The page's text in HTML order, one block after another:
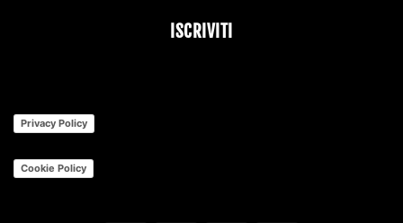
ISCRIVITI
Privacy Policy
Cookie Policy